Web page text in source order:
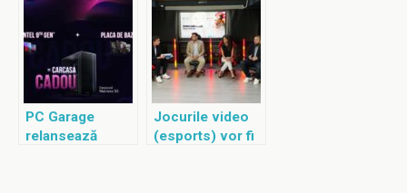
performant cu
procesor AMD
Ryzen
PC Garage
relansează
Jocurile video
(esports) vor fi